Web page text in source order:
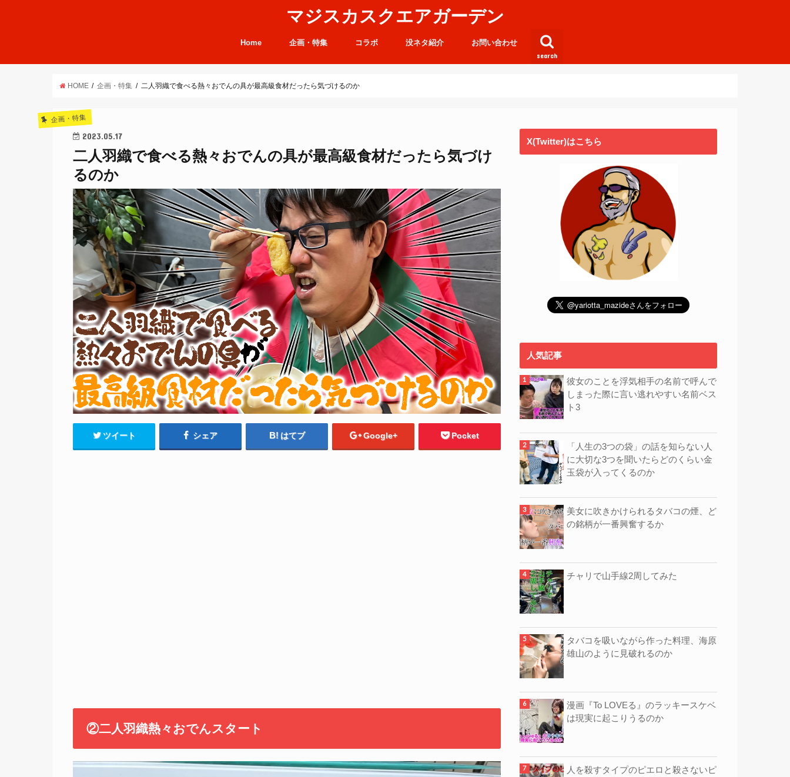
マジスカスクエアガーデン
search
Home 企画・特集 コラボ 没ネタ紹介 お問い合わせ
HOME 企画・特集 二人羽織で食べる熱々おでんの具が最高級食材だったら気づけるのか
企画・特集
2023.05.17
二人羽織で食べる熱々おでんの具が最高級食材だったら気づけ
るのか
ツイート シェア はてブ Google+ Pocket
②二人羽織熱々おでんスタート
X(Twitter)はこちら
人気記事
彼女のことを浮気相手の名前で呼んで
しまった際に言い逃れやすい名前ベス
ト3
「人生の3つの袋」の話を知らない人
に大切な3つを聞いたらどのくらい金
玉袋が入ってくるのか
美女に吹きかけられるタバコの煙、ど
の銘柄が一番興奮するか
チャリで山手線2周してみた
タバコを吸いながら作った料理、海原
雄山のように見破れるのか
漫画『To LOVEる』のラッキースケベ
は現実に起こりうるのか
人を殺すタイプのピエロと殺さないピ